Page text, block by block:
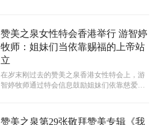
赞美之泉女性特会香港举行 游智婷
牧师：姐妹们当依靠赐福的上帝站
立
在岁末刚过去的赞美之泉香港女性特会上，游
智婷牧师通过特会信息鼓励姐妹们依靠慈爱赐
赞美之泉第29张敬拜赞美专辑《我